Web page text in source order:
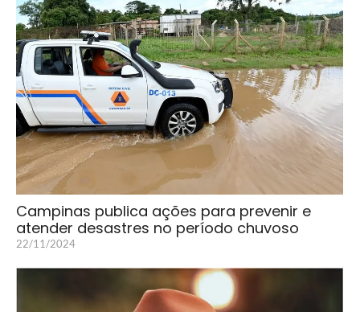
Campinas publica ações para prevenir e
atender desastres no período chuvoso
22/11/2024